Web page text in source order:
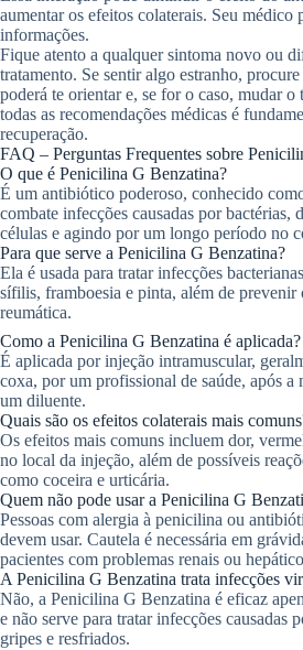
aumentar os efeitos colaterais. Seu médico
informações.
Fique atento a qualquer sintoma novo ou
tratamento. Se sentir algo estranho,
poderá te orientar e, se for o caso, mudar o
todas as recomendações médicas é
recuperação.
FAQ – Perguntas Frequentes sobre
O que é Penicilina G Benzatina?
É um antibiótico poderoso, conhecido
combate infecções causadas por bactérias,
células e agindo por um longo período no
Para que serve a Penicilina G Benzatina?
Ela é usada para tratar infecções
sífilis, framboesia e pinta, além de prevenir
reumática.
Como a Penicilina G Benzatina é aplicada?
É aplicada por injeção intramuscular,
coxa, por um profissional de saúde, após a
um diluente.
Quais são os efeitos colaterais mais
Os efeitos mais comuns incluem dor,
no local da injeção, além de possíveis
como coceira e urticária.
Quem não pode usar a Penicilina G
Pessoas com alergia à penicilina ou
devem usar. Cautela é necessária em
pacientes com problemas renais ou
A Penicilina G Benzatina trata infecções
Não, a Penicilina G Benzatina é eficaz
e não serve para tratar infecções causadas
gripes e resfriados.